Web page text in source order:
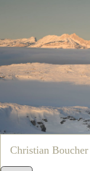
Christian Boucher